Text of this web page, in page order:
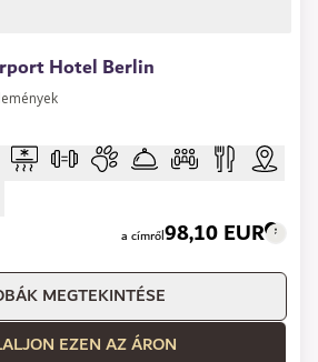
Hotel Berlin
a címről98,10 EUR
MEGTEKINTÉSE
EZEN AZ ÁRON